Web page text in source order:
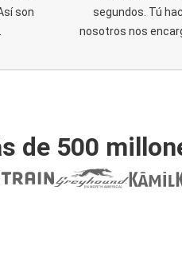
son
segundos. Tú
nosotros nos
de 500